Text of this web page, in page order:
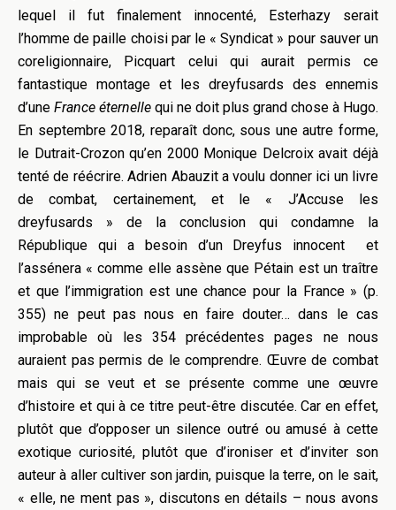
lequel il fut finalement innocenté, Esterhazy serait
l’homme de paille choisi par le « Syndicat » pour sauver un
coreligionnaire, Picquart celui qui aurait permis ce
fantastique montage et les dreyfusards des ennemis
d’une France éternelle qui ne doit plus grand chose à Hugo.
En septembre 2018, reparaît donc, sous une autre forme,
le Dutrait-Crozon qu’en 2000 Monique Delcroix avait déjà
tenté de réécrire. Adrien Abauzit a voulu donner ici un livre
de combat, certainement, et le « J’Accuse les
dreyfusards » de la conclusion qui condamne la
République qui a besoin d’un Dreyfus innocent et
l’assénera « comme elle assène que Pétain est un traître
et que l’immigration est une chance pour la France » (p.
355) ne peut pas nous en faire douter… dans le cas
improbable où les 354 précédentes pages ne nous
auraient pas permis de le comprendre. Œuvre de combat
mais qui se veut et se présente comme une œuvre
d’histoire et qui à ce titre peut-être discutée. Car en effet,
plutôt que d’opposer un silence outré ou amusé à cette
exotique curiosité, plutôt que d’ironiser et d’inviter son
auteur à aller cultiver son jardin, puisque la terre, on le sait,
« elle, ne ment pas », discutons en détails – nous avons